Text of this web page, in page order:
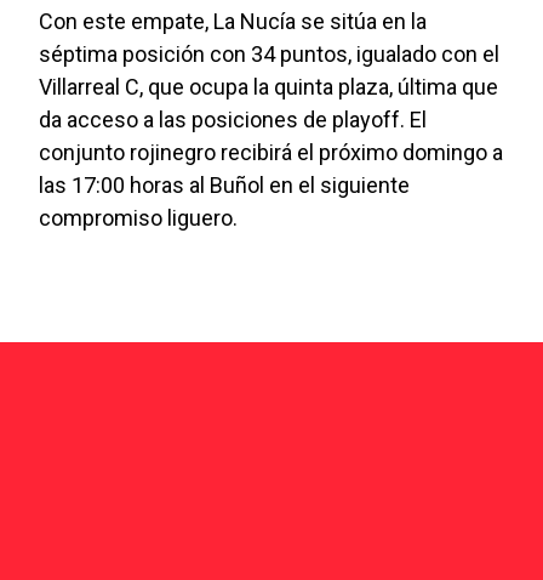
Con este empate, La Nucía se sitúa en la
séptima posición con 34 puntos, igualado con el
Villarreal C, que ocupa la quinta plaza, última que
da acceso a las posiciones de playoff. El
conjunto rojinegro recibirá el próximo domingo a
las 17:00 horas al Buñol en el siguiente
compromiso liguero.